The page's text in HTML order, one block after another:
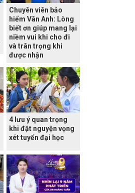
Chuyên viên bảo
hiểm Vân Anh: Lòng
biết ơn giúp mang lại
niềm vui khi cho đi
và trân trọng khi
được nhận
4 lưu ý quan trọng
khi đặt nguyện vọng
xét tuyển đại học